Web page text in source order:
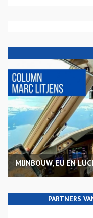
MIJNBOUW, EU EN
PARTNERS